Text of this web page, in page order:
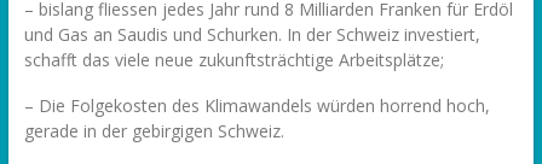
– bislang fliessen jedes Jahr rund 8 Milliarden Franken für Erdöl
und Gas an Saudis und Schurken. In der Schweiz investiert,
schafft das viele neue zukunftsträchtige Arbeitsplätze;
– Die Folgekosten des Klimawandels würden horrend hoch,
gerade in der gebirgigen Schweiz.